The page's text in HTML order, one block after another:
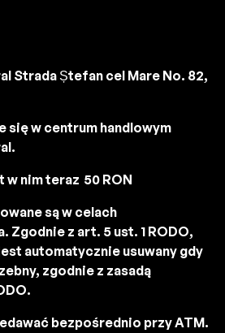
Strada Ștefan cel Mare No. 82,
się w centrum handlowym
w nim teraz 50 RON
są w celach
Zgodnie z art. 5 ust. 1 RODO,
automatycznie usuwany gdy
zgodnie z zasadą
bezpośrednio przy ATM.